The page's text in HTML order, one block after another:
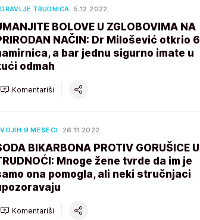
TRUDNICA 5.12.2022.
BOLOVE U ZGLOBOVIMA NA
NAČIN: Dr Milošević otkrio 6
a bar jednu sigurno imate u
odmah
Komentariši
9 MESECI 26.11.2022.
BIKARBONA PROTIV GORUŠICE U
Mnoge žene tvrde da im je
ona pomogla, ali neki stručnjaci
Komentariši